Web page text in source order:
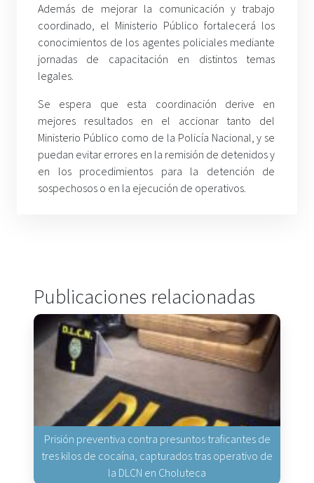
Además de mejorar la comunicación y trabajo
coordinado, el Ministerio Público fortalecerá los
conocimientos de los agentes policiales mediante
jornadas de capacitación en distintos temas
legales.
Se espera que esta coordinación derive en
mejores resultados en el accionar tanto del
Ministerio Público como de la Policía Nacional, y se
puedan evitar errores en la remisión de detenidos y
en los procedimientos para la detención de
sospechosos o en la ejecución de operativos.
Publicaciones relacionadas
Prisión preventiva contra presuntos traficantes de
tres kilos de cocaína, capturados tras operativo de
la DLCN en Choluteca